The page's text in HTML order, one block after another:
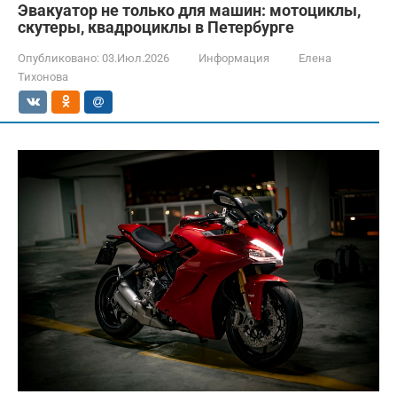
Эвакуатор не только для машин: мотоциклы,
скутеры, квадроциклы в Петербурге
Опубликовано: 03.Июл.2026 Информация
Елена
Тихонова